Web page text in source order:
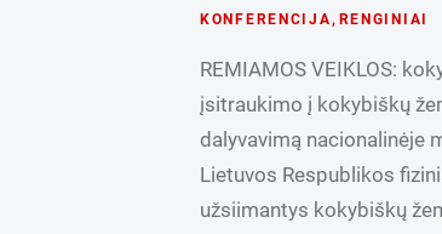
KONFERENCIJA, RENGINIAI
REMIAMOS VEIKLOS:
įsitraukimo į kokybiškų
dalyvavimą nacionalinėje
Lietuvos Respublikos
užsiimantys kokybiškų